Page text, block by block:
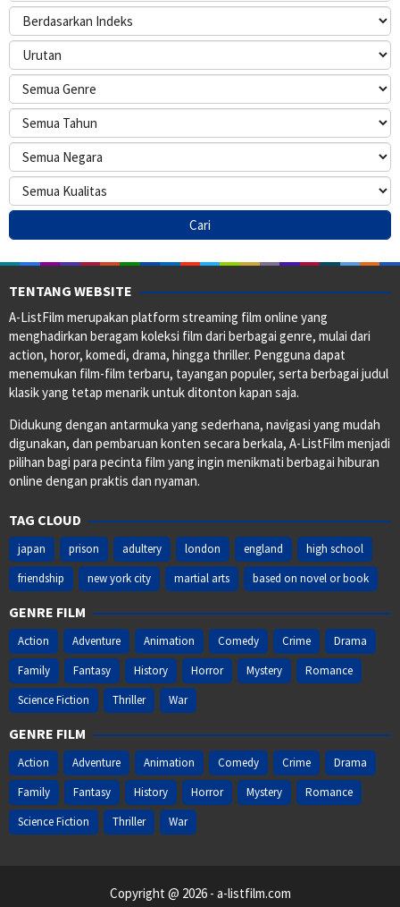
TENTANG WEBSITE
A-ListFilm merupakan platform streaming film online yang
menghadirkan beragam koleksi film dari berbagai genre, mulai dari
action, horor, komedi, drama, hingga thriller. Pengguna dapat
menemukan film-film terbaru, tayangan populer, serta berbagai judul
klasik yang tetap menarik untuk ditonton kapan saja.
Didukung dengan antarmuka yang sederhana, navigasi yang mudah
digunakan, dan pembaruan konten secara berkala, A-ListFilm menjadi
pilihan bagi para pecinta film yang ingin menikmati berbagai hiburan
online dengan praktis dan nyaman.
TAG CLOUD
japan prison adultery london england
high school
friendship
new york city martial arts based on novel or book
GENRE FILM
Action Adventure Animation Comedy Crime
Drama
Family
Fantasy History Horror Mystery
Romance
Science Fiction
Thriller War
GENRE FILM
Action Adventure Animation Comedy Crime
Drama
Family
Fantasy History Horror Mystery
Romance
Science Fiction
Thriller War
Copyright @ 2026 - a-listfilm.com